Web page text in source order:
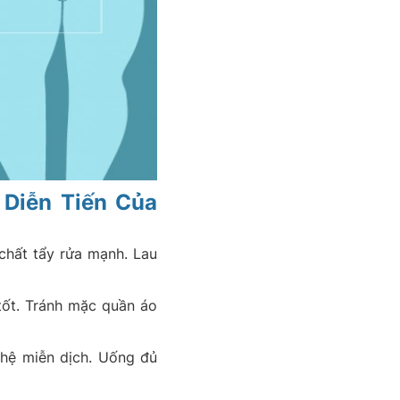
Tiến Của
tẩy rửa mạnh. Lau
Tránh mặc quần áo
miễn dịch. Uống đủ